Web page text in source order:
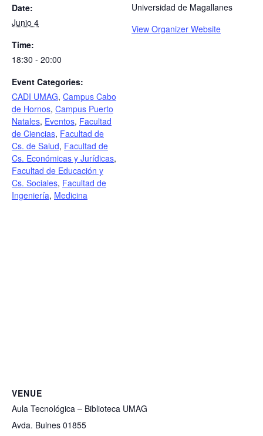
Date:
Junio 4
Time:
18:30 - 20:00
Event Categories:
CADI UMAG, Campus Cabo
de Hornos, Campus Puerto
Natales, Eventos, Facultad
de Ciencias, Facultad de
Cs. de Salud, Facultad de
Cs. Económicas y Jurídicas,
Facultad de Educación y
Cs. Sociales, Facultad de
Ingeniería, Medicina
Universidad de Magallanes
View Organizer Website
VENUE
Aula Tecnológica – Biblioteca UMAG
Avda. Bulnes 01855